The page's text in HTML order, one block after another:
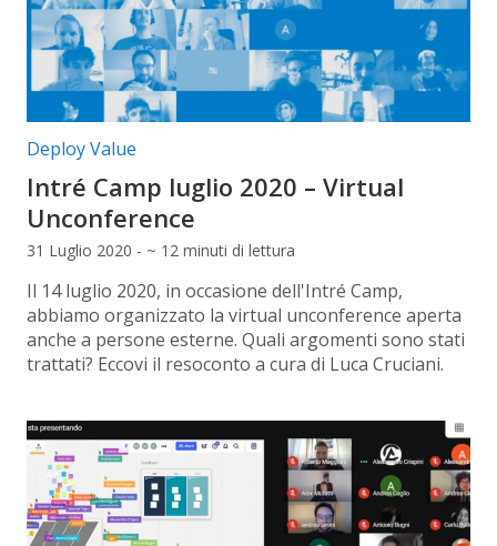
Categorie articolo:
Deploy Value
Intré Camp luglio 2020 – Virtual
Unconference
31 Luglio 2020 - ~ 12 minuti di lettura
Il 14 luglio 2020, in occasione dell'Intré Camp,
abbiamo organizzato la virtual unconference aperta
anche a persone esterne. Quali argomenti sono stati
trattati? Eccovi il resoconto a cura di Luca Cruciani.